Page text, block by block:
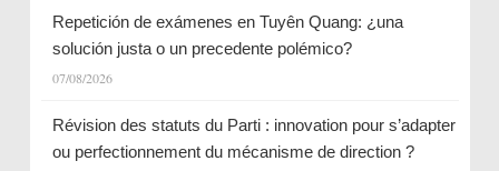
Repetición de exámenes en Tuyên Quang: ¿una
solución justa o un precedente polémico?
07/08/2026
Révision des statuts du Parti : innovation pour s’adapter
ou perfectionnement du mécanisme de direction ?